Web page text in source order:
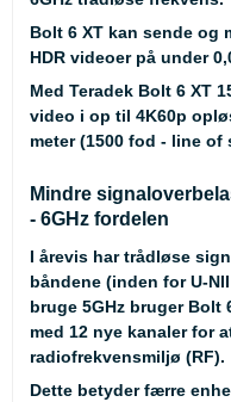
Bolt 6 XT kan sende og
HDR videoer på under
Med Teradek Bolt 6 XT
video i op til 4K60p
meter (1500 fod - line of
Mindre
- 6GHz fordelen
I årevis har trådløse
båndene (inden for U-
bruge 5GHz bruger Bolt
med 12 nye kanaler for
radiofrekvensmiljø (RF).
Dette betyder færre